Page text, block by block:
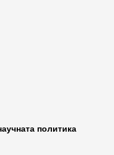
политика